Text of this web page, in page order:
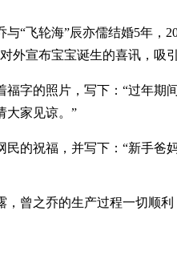
与“飞轮海”辰亦儒结婚5年
外宣布宝宝诞生的喜讯，吸
福字的照片，写下：“过年
大家见谅。”
民的祝福，并写下：“新手
，曾之乔的生产过程一切顺